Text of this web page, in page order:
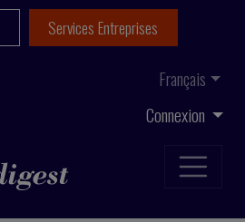
Connexion
Français
Services Entreprises